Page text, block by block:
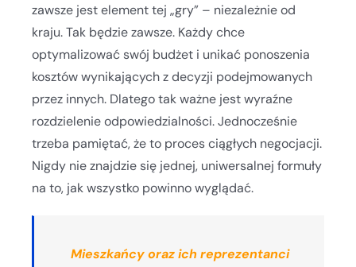
zawsze jest element tej „gry” – niezależnie od
kraju. Tak będzie zawsze. Każdy chce
optymalizować swój budżet i unikać ponoszenia
kosztów wynikających z decyzji podejmowanych
przez innych. Dlatego tak ważne jest wyraźne
rozdzielenie odpowiedzialności. Jednocześnie
trzeba pamiętać, że to proces ciągłych negocjacji.
Nigdy nie znajdzie się jednej, uniwersalnej formuły
na to, jak wszystko powinno wyglądać.
Mieszkańcy oraz ich reprezentanci